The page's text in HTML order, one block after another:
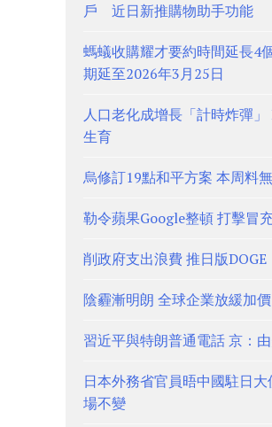
戶 近日新推購物助手功能
螞蟻收購耀才要約時間延長
期延至2026年3月25日
人口老化成增長「計時炸彈」
生育
烏修訂19點和平方案 本周料無
勒令蘋果Google整頓 打擊冒
削政府支出浪費 推日版DOGE
陰霾漸明朗 全球企業放緩加價
習近平與特朗普通電話 京：
日本外務省官員晤中國駐日
場不變